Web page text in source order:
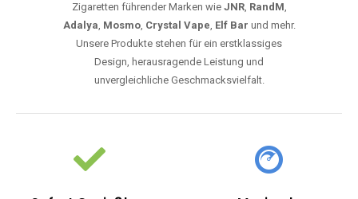
Zigaretten führender Marken wie JNR, RandM,
Adalya, Mosmo, Crystal Vape, Elf Bar und mehr.
Unsere Produkte stehen für ein erstklassiges
Design, herausragende Leistung und
unvergleichliche Geschmacksvielfalt.